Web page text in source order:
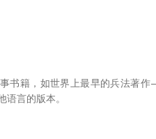
事书籍，如世界上最早的兵法著
言的版本。